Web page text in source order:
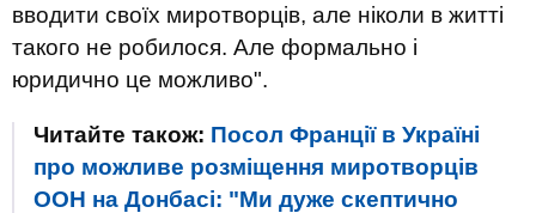
вводити своїх миротворців, але ніколи в житті
такого не робилося. Але формально і
юридично це можливо".
Читайте також: Посол Франції в Україні
про можливе розміщення миротворців
ООН на Донбасі: "Ми дуже скептично